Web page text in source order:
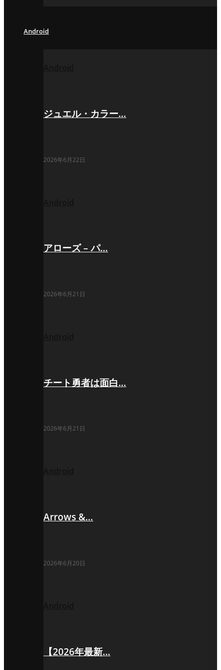
Android
ジュエル・カラー…
2026年6月22日
アローズ – パ…
2026年6月21日
チート勇者は面白…
2026年6月21日
Arrows &…
2026年6月20日
【2026年最新…